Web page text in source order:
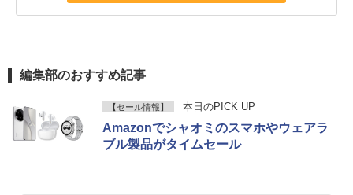
編集部のおすすめ記事
【セール情報】 本日のPICK UP
Amazonでシャオミのスマホやウェアラ
ブル製品がタイムセール